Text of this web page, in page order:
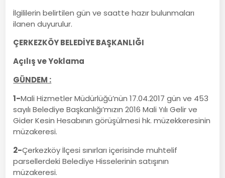
İlgililerin belirtilen gün ve saatte hazır bulunmaları
ilanen duyurulur.
ÇERKEZKÖY BELEDİYE BAŞKANLIĞI
Açılış ve Yoklama
GÜNDEM :
1-Mali Hizmetler Müdürlüğü’nün 17.04.2017 gün ve 453
sayılı Belediye Başkanlığı’mızın 2016 Mali Yılı Gelir ve
Gider Kesin Hesabının görüşülmesi hk. müzekkeresinin
müzakeresi.
2-Çerkezköy İlçesi sınırları içerisinde muhtelif
parsellerdeki Belediye Hisselerinin satışının
müzakeresi.